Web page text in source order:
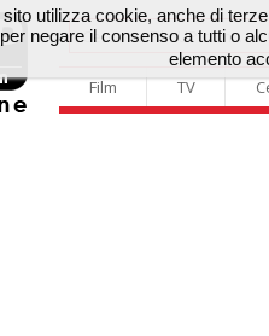
Film TV
utilizza cookie, anche di
negare il consenso a tutti o
elemento